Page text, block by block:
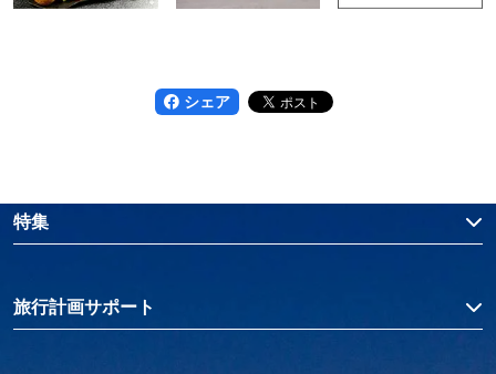
シェア
特集
旅行計画サポート